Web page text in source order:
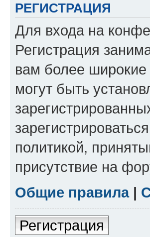
РЕГИСТРАЦИЯ
Для входа на
Регистрация
вам более
могут быть
политикой,
присутствие на
Общие правила|
Регистрация